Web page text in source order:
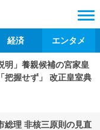
経済 エンタメ
明」養親候補の宮家皇
握せず」 改正皇室典
総理 非核三原則の見直